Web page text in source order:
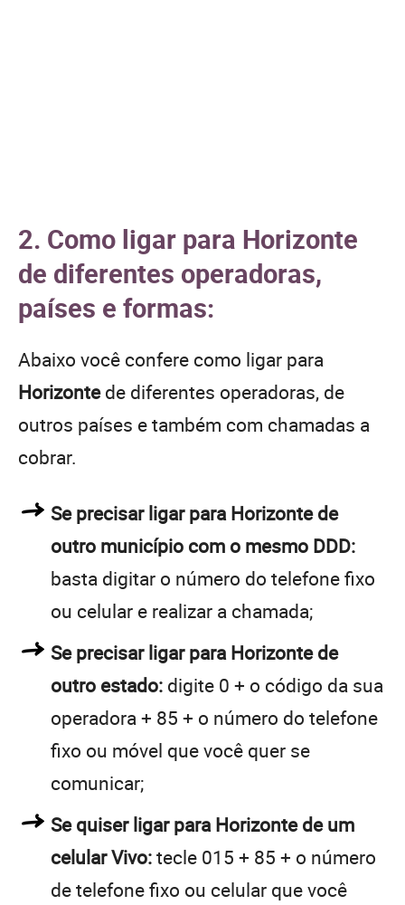
2. Como ligar para Horizonte
de diferentes operadoras,
países e formas:
Abaixo você confere como ligar para
Horizontede diferentes operadoras, de
outros países e também com chamadas a
cobrar.
Se precisar ligar para Horizonte de
outro município com o mesmo DDD:
basta digitar o número do telefone fixo
ou celular e realizar a chamada;
Se precisar ligar para Horizonte de
outro estado: digite 0 + o código da sua
operadora + 85 + o número do telefone
fixo ou móvel que você quer se
comunicar;
Se quiser ligar para Horizonte de um
celular Vivo:tecle 015 + 85 + o número
de telefone fixo ou celular que você